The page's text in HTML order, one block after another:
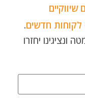
שיווקיים
לקוחות חדשים.
ונציגינו יחזרו